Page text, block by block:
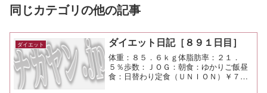
同じカテゴリの他の記事
ダイエット ダイエット日記［８９１日目］
体重：８５．６ｋｇ体脂肪率：２１．
５％歩数：ＪＯＧ：朝食：ゆかりご飯昼
食：日替わり定食（ＵＮＩＯＮ）￥７３